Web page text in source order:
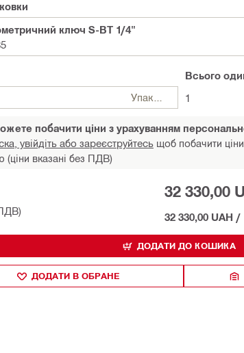
ключ S-BT 1/4"
Упаковки
Всього
1
побачити ціни з урахуванням
увійдіть або зареєструйтесь щоб побачити
(ціни вказані без ПДВ)
32 330,00
32 330,00 UAH /
ДОДАТИ ДО КОШИКА
ДОДАТИ В ОБРАНЕ